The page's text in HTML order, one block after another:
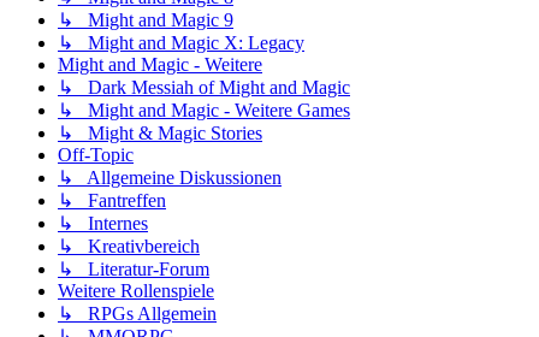
↳ Might and Magic 9
↳ Might and Magic X: Legacy
Might and Magic - Weitere
↳ Dark Messiah of Might and Magic
↳ Might and Magic - Weitere Games
↳ Might & Magic Stories
Off-Topic
↳ Allgemeine Diskussionen
↳ Fantreffen
↳ Internes
↳ Kreativbereich
↳ Literatur-Forum
Weitere Rollenspiele
↳ RPGs Allgemein